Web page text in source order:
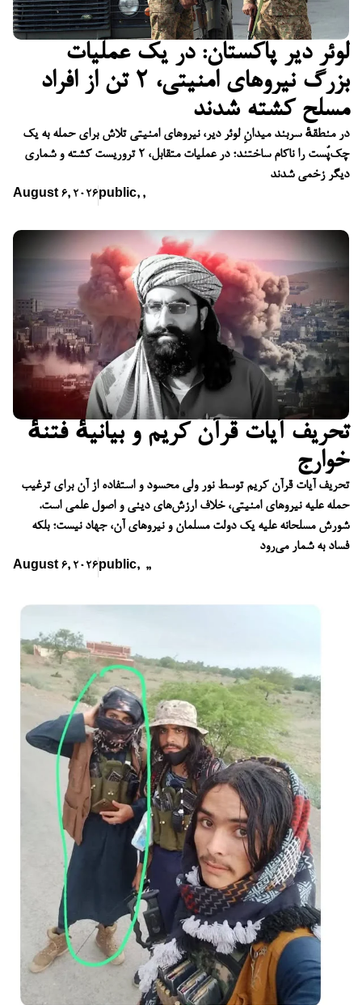
لوئر دیر پاکستان: در یک عملیات
بزرگ نیروهای امنیتی، ۲ تن از افراد
مسلح کشته شدند
در منطقهٔ سربند میدانِ لوئر دیر، نیروهای امنیتی تلاش برای حمله به یک
چک‌پُست را ناکام ساختند؛ در عملیات متقابل، ۲ تروریست کشته و شماری
دیگر زخمی شدند
August 6, 2026 public, ,
تحریف آیات قرآن کریم و بیانیهٔ فتنهٔ
خوارج
تحریف آیات قرآن کریم توسط نور ولی محسود و استفاده از آن برای ترغیب
حمله علیه نیروهای امنیتی، خلاف ارزش‌های دینی و اصول علمی است.
شورش مسلحانه علیه یک دولت مسلمان و نیروهای آن، جهاد نیست؛ بلکه
فساد به شمار می‌رود
August 6, 2026 public, ,,